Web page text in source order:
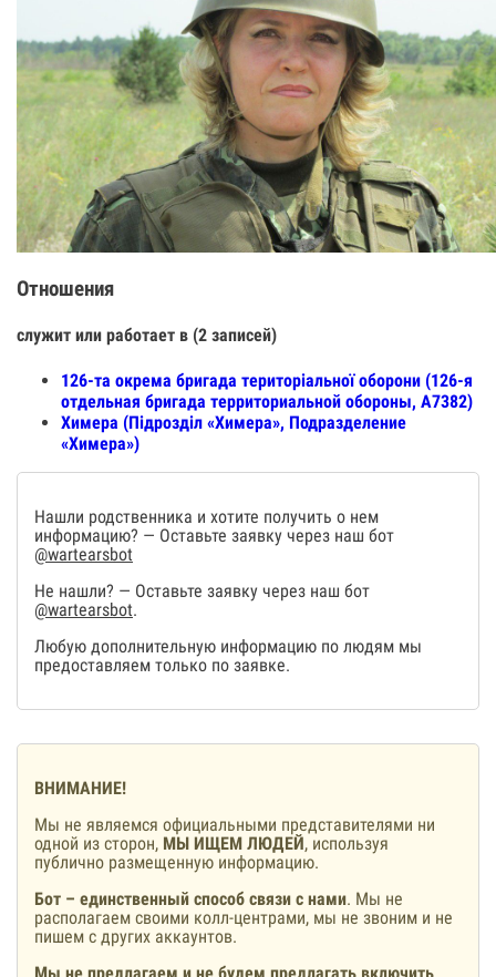
Отношения
служит или работает в (2 записей)
126-та окрема бригада територіальної оборони (126-я
отдельная бригада территориальной обороны, А7382)
Химера (Підрозділ «Химера», Подразделение
«Химера»)
Нашли родственника и хотите получить о нем
информацию? — Оставьте заявку через наш бот
@wartearsbot
Не нашли? — Оставьте заявку через наш бот
@wartearsbot.
Любую дополнительную информацию по людям мы
предоставляем только по заявке.
ВНИМАНИЕ!
Мы не являемся официальными представителями ни
одной из сторон, МЫ ИЩЕМ ЛЮДЕЙ, используя
публично размещенную информацию.
Бот – единственный способ связи с нами. Мы не
располагаем своими колл-центрами, мы не звоним и не
пишем с других аккаунтов.